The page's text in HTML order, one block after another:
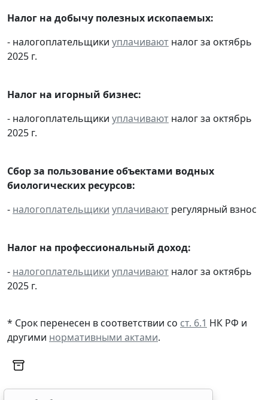
Налог на добычу полезных ископаемых:
- налогоплательщики уплачивают налог за октябрь
2025 г.
Налог на игорный бизнес:
- налогоплательщики уплачивают налог за октябрь
2025 г.
Сбор за пользование объектами водных
биологических ресурсов:
- налогоплательщики уплачивают регулярный взнос
Налог на профессиональный доход:
- налогоплательщики уплачивают налог за октябрь
2025 г.
* Срок перенесен в соответствии со ст. 6.1 НК РФ и
другими нормативными актами.